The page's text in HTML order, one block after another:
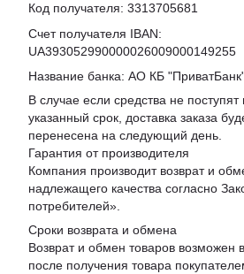
Код получателя: 3313705681
Счет получателя IBAN:
UA393052990000026009000149255
Название банка: АО КБ
В случае если средства не
указанный срок, доставка заказа
перенесена на следующий день.
Гарантия от производителя
Компания производит возврат и
надлежащего качества согласно
потребителей».
Сроки возврата и обмена
Возврат и обмен товаров возможен
после получения товара